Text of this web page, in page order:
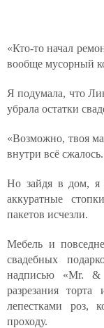
«Кто-то начал
вообще мусорный
Я подумала, что
убрала остатки
«Возможно, твоя
внутри всё сжалось.
Но зайдя в дом, я
аккуратные
пакетов исчезли.
Мебель и
свадебных
надписью «Mr. &
разрезания
лепестками роз,
проходу.